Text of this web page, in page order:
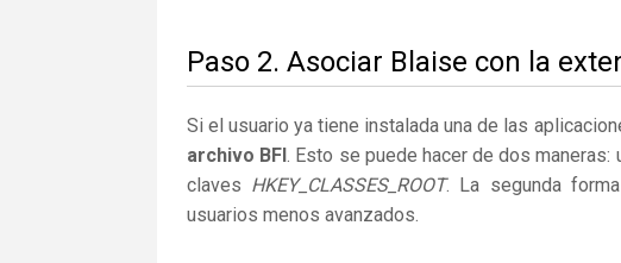
Paso 2. Asociar Blaise con la
Si el usuario ya tiene instalada una de las
archivo BFI. Esto se puede hacer de dos
claves HKEY_CLASSES_ROOT. La segunda
usuarios menos avanzados.